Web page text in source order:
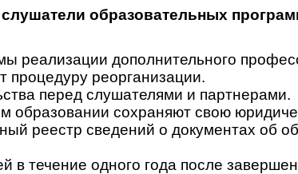
образовательных
реализации дополнительного
процедуру реорганизации.
перед слушателями и партнерами.
сохраняют свою
реестр сведений о документах об
течение одного года после